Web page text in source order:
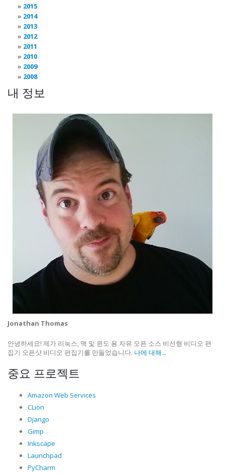
2015
2014
2013
2012
2011
2010
2009
2008
내 정보
Jonathan Thomas
안녕하세요! 제가 리눅스, 맥 및 윈도 용 자유 오픈 소스 비선형 비디오 편
집기 오픈샷 비디오 편집기를 만들었습니다. 나에 대해...
중요 프로젝트
Amazon Web Services
CLion
Django
Gimp
Inkscape
Launchpad
PyCharm